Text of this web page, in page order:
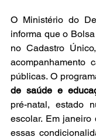
O Ministério do
informa que o
no Cadastro
acompanhamento
públicas. O
de saúde e
pré-natal, estado
escolar. Em
essas